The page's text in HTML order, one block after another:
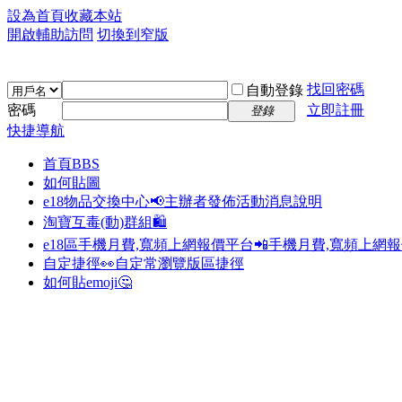
設為首頁收藏本站
開啟輔助訪問 切換到窄版
自動登錄 找回密碼
密碼
登錄
立即註冊
快捷導航
首頁BBS
如何貼圖
e18物品交換中心📢主辦者發佈活動消息說明
淘寶互毒(動)群組🛍️
e18區手機月費,寬頻上網報價平台📲手機月費,寬頻上網
自定捷徑👀自定常瀏覽版區捷徑
如何貼emoji🤔